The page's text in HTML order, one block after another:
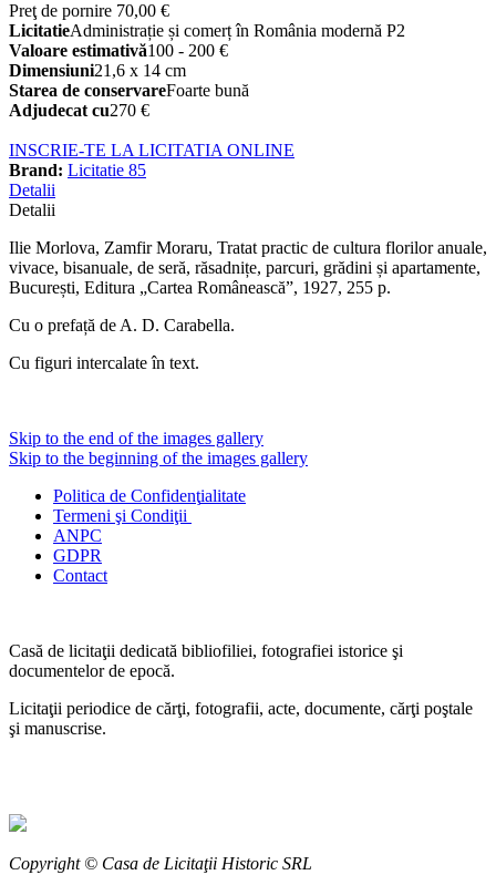
Preţ de pornire 70,00 €
LicitatieAdministrație și comerț în România modernă P2
Valoare estimativă100 - 200 €
Dimensiuni21,6 x 14 cm
Starea de conservareFoarte bună
Adjudecat cu270 €
INSCRIE-TE LA LICITATIA ONLINE
Brand: Licitatie 85
Detalii
Detalii
Ilie Morlova, Zamfir Moraru, Tratat practic de cultura florilor anuale,
vivace, bisanuale, de seră, răsadnițe, parcuri, grădini și apartamente,
București, Editura „Cartea Românească”, 1927, 255 p.
Cu o prefață de A. D. Carabella.
Cu figuri intercalate în text.
Skip to the end of the images gallery
Skip to the beginning of the images gallery
Politica de Confidenţialitate
Termeni şi Condiţii
ANPC
GDPR
Contact
Casă de licitaţii dedicată bibliofiliei, fotografiei istorice şi
documentelor de epocă.
Licitaţii periodice de cărţi, fotografii, acte, documente, cărţi poştale
şi manuscrise.
Copyright © Casa de Licitaţii Historic SRL